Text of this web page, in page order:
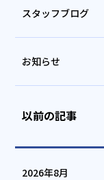
スタッフブログ
お知らせ
以前の記事
2026年8月